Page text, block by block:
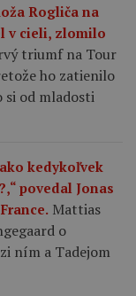
Rogliča na
v cieli, zlomilo
triumf na Tour
ho zatienilo
si od mladosti
kedykoľvek
povedal Jonas
Mattias
o
ním a Tadejom